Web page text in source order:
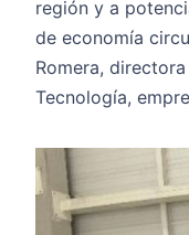
región y a
de economía
Romera,
Tecnología,